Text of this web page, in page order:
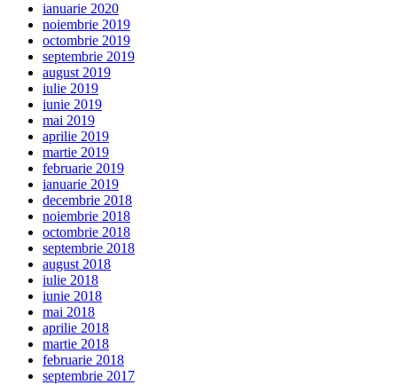
ianuarie 2020
noiembrie 2019
octombrie 2019
septembrie 2019
august 2019
iulie 2019
iunie 2019
mai 2019
aprilie 2019
martie 2019
februarie 2019
ianuarie 2019
decembrie 2018
noiembrie 2018
octombrie 2018
septembrie 2018
august 2018
iulie 2018
iunie 2018
mai 2018
aprilie 2018
martie 2018
februarie 2018
septembrie 2017